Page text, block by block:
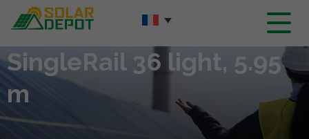
Contenu
principal
SingleRail 36 light, 5.95
m